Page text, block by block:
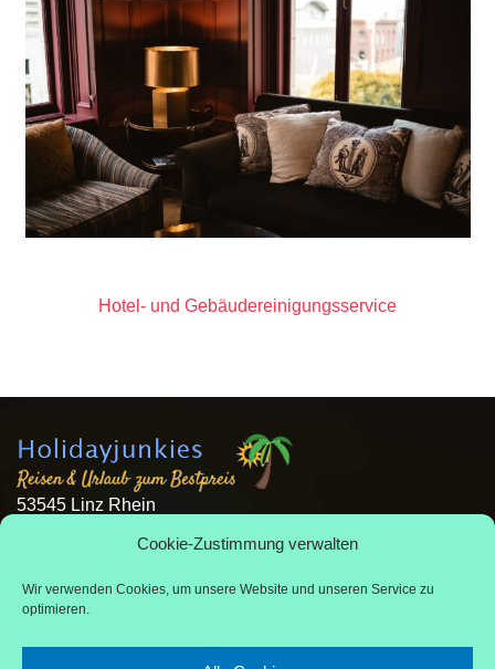
Cookie-Zustimmung verwalten
Wir verwenden Cookies, um unsere Website und unseren Service zu
optimieren.
Hotel- und Gebäudereinigungsservice
53545 Linz Rhein